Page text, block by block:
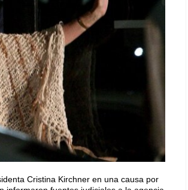
Cristina Kirchner en una causa por